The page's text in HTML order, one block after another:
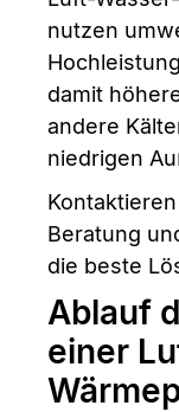
nutzen
damit
andere
niedrigen
Beratung
die beste
Ablauf
einer